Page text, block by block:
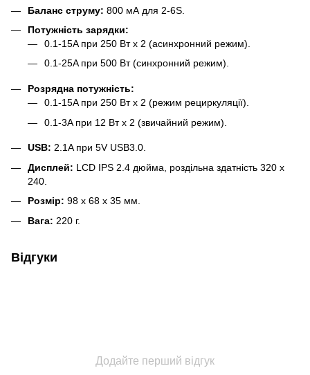
Баланс струму: 800 мА для 2-6S.
Потужність зарядки:
0.1-15A при 250 Вт x 2 (асинхронний режим).
0.1-25A при 500 Вт (синхронний режим).
Розрядна потужність:
0.1-15A при 250 Вт x 2 (режим рециркуляції).
0.1-3A при 12 Вт x 2 (звичайний режим).
USB: 2.1A при 5V USB3.0.
Дисплей: LCD IPS 2.4 дюйма, роздільна здатність 320 x
240.
Розмір: 98 x 68 x 35 мм.
Вага: 220 г.
Відгуки
Додайте перший відгук